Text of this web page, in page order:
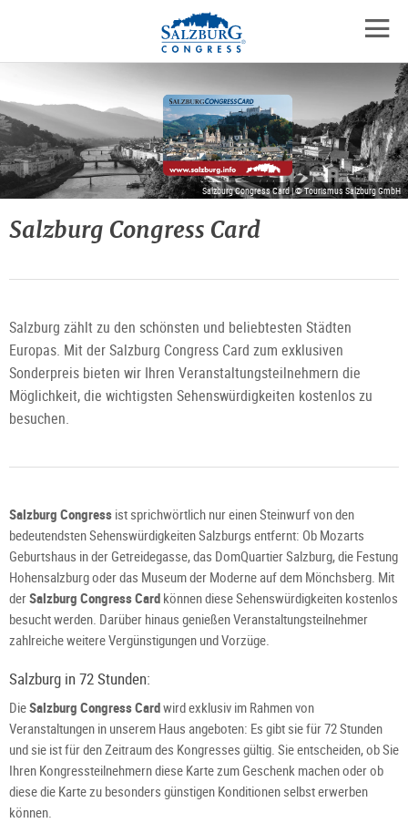
Zum
Inhalt
springen
Zum
Hauptmenü
springen
Zu
den
Kontaktinformationen
Salzburg Congress Card | © Tourismus Salzburg GmbH
Salzburg Congress Card
Salzburg zählt zu den schönsten und beliebtesten Städten
Europas. Mit der Salzburg Congress Card zum exklusiven
Sonderpreis bieten wir Ihren Veranstaltungsteilnehmern die
Möglichkeit, die wichtigsten Sehenswürdigkeiten kostenlos zu
besuchen.
Salzburg Congress ist sprichwörtlich nur einen Steinwurf von den
bedeutendsten Sehenswürdigkeiten Salzburgs entfernt: Ob Mozarts
Geburtshaus in der Getreidegasse, das DomQuartier Salzburg, die Festung
Hohensalzburg oder das Museum der Moderne auf dem Mönchsberg. Mit
derSalzburg Congress Card können diese Sehenswürdigkeiten kostenlos
besucht werden. Darüber hinaus genießen Veranstaltungsteilnehmer
zahlreiche weitere Vergünstigungen und Vorzüge.
Salzburg in 72 Stunden:
DieSalzburg Congress Cardwird exklusiv im Rahmen von
Veranstaltungen in unserem Haus angeboten: Es gibt sie für 72 Stunden
und sie ist für den Zeitraum des Kongresses gültig. Sie entscheiden, ob Sie
Ihren Kongressteilnehmern diese Karte zum Geschenk machen oder ob
diese die Karte zu besonders günstigen Konditionen selbst erwerben
können.